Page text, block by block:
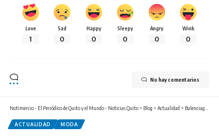
Love
1
Sad
0
Happy
0
Sleepy
0
Angry
0
Wink
0
No hay comentarios
Notimercio - El Periódico de Quito y el Mundo - Noticias Quito > Blog > Actualidad > Balenciaga lanza vestido de cartón de $8.900 y genera polémica en la moda de lujo
ACTUALIDAD MODA